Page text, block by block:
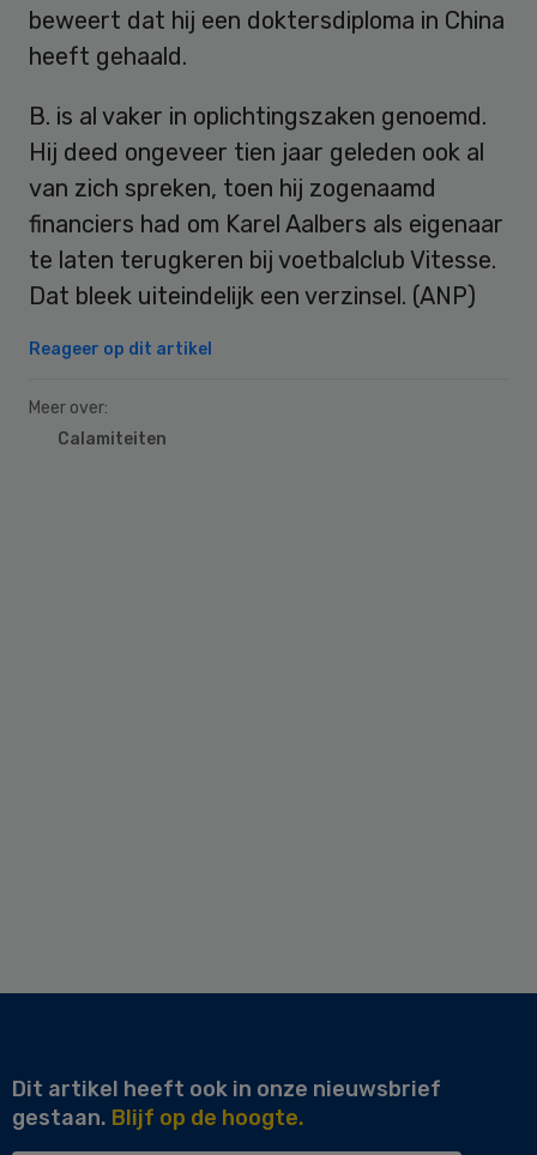
beweert dat hij een doktersdiploma in China
heeft gehaald.
B. is al vaker in oplichtingszaken genoemd.
Hij deed ongeveer tien jaar geleden ook al
van zich spreken, toen hij zogenaamd
financiers had om Karel Aalbers als eigenaar
te laten terugkeren bij voetbalclub Vitesse.
Dat bleek uiteindelijk een verzinsel. (ANP)
Reageer op dit artikel
Meer over:
Calamiteiten
Dit artikel heeft ook in onze nieuwsbrief
gestaan. Blijf op de hoogte.